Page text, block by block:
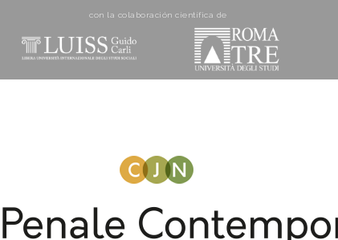
con la colaboración cientí­fica de